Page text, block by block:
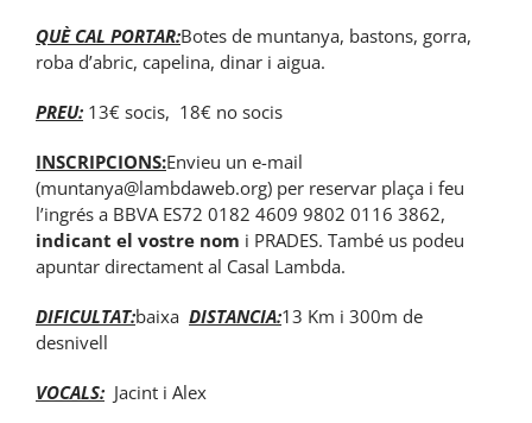
QUÈ CAL PORTAR:Botes de muntanya, bastons, gorra,
roba d’abric, capelina, dinar i aigua.
PREU: 13€ socis, 18€ no socis
INSCRIPCIONS:Envieu un e-mail
(muntanya@lambdaweb.org) per reservar plaça i feu
l’ingrés a BBVA ES72 0182 4609 9802 0116 3862,
indicant el vostre nom i PRADES. També us podeu
apuntar directament al Casal Lambda.
DIFICULTAT:baixa DISTANCIA:13 Km i 300m de
desnivell
VOCALS: Jacint i Alex